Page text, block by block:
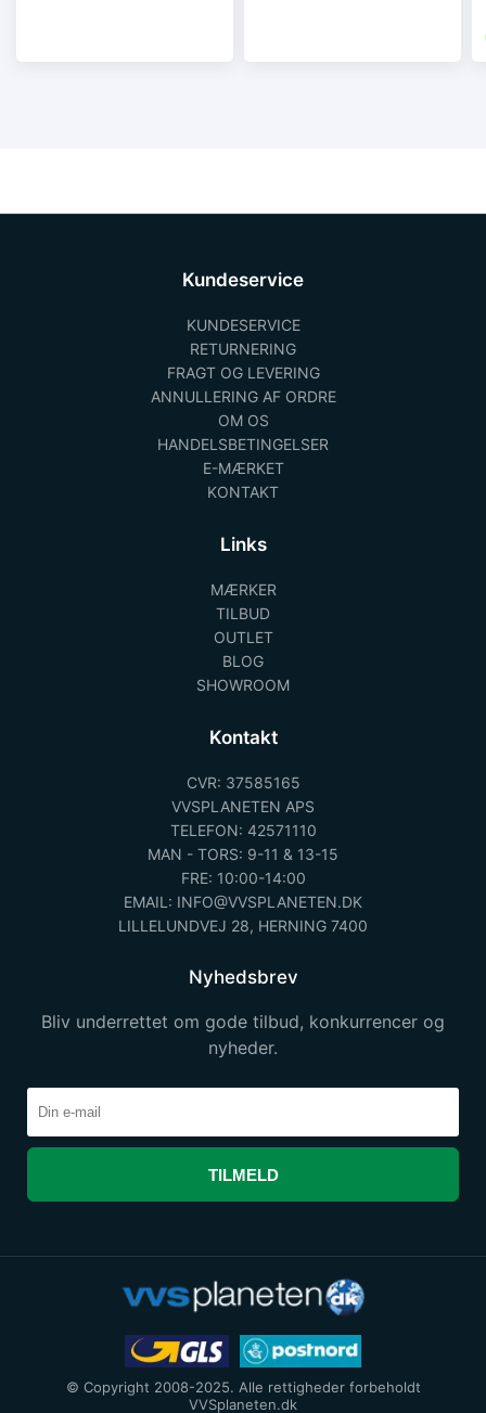
Kundeservice
KUNDESERVICE
RETURNERING
FRAGT OG LEVERING
ANNULLERING AF ORDRE
OM OS
HANDELSBETINGELSER
E-MÆRKET
KONTAKT
Links
MÆRKER
TILBUD
OUTLET
BLOG
SHOWROOM
Kontakt
CVR: 37585165
VVSPLANETEN APS
TELEFON: 42571110
MAN - TORS: 9-11 & 13-15
FRE: 10:00-14:00
EMAIL: INFO@VVSPLANETEN.DK
LILLELUNDVEJ 28, HERNING 7400
Nyhedsbrev
Bliv underrettet om gode tilbud, konkurrencer og
nyheder.
TILMELD
© Copyright 2008-2025. Alle rettigheder forbeholdt
VVSplaneten.dk